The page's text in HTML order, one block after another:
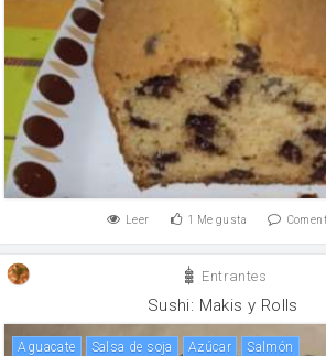
Leer 1 Me gusta
Entrantes
Sushi: Makis y Rolls
Aguacate salsa de soja Azúcar salmón